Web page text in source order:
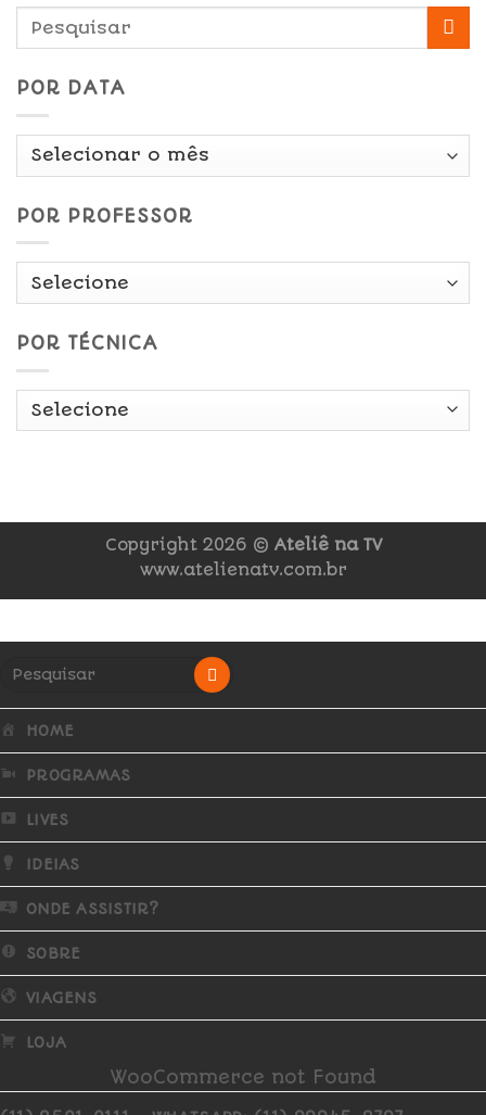
POR DATA
Por
POR PROFESSOR
POR TÉCNICA
Copyright 2026 © Ateliê na TV
www.atelienatv.com.br
HOME
PROGRAMAS
LIVES
IDEIAS
ONDE ASSISTIR?
SOBRE
VIAGENS
LOJA
WooCommerce not Found